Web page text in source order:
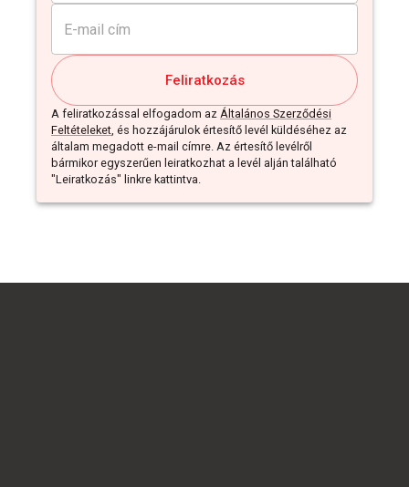
Feliratkozás
A feliratkozással elfogadom az Általános Szerződési
Feltételeket, és hozzájárulok értesítő levél küldéséhez az
általam megadott e-mail címre. Az értesítő levélről
bármikor egyszerűen leiratkozhat a levél alján található
"Leiratkozás" linkre kattintva.